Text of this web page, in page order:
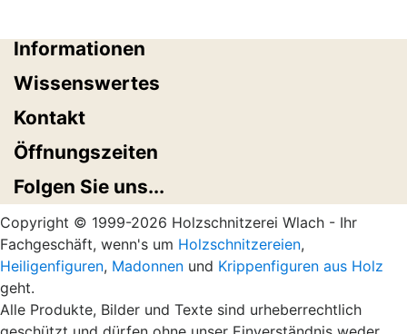
Informationen
Wissenswertes
Kontakt
Öffnungszeiten
Folgen Sie uns...
Copyright © 1999-2026 Holzschnitzerei Wlach - Ihr
Fachgeschäft, wenn's um Holzschnitzereien,
Heiligenfiguren, Madonnen und Krippenfiguren aus Holz
geht.
Alle Produkte, Bilder und Texte sind urheberrechtlich